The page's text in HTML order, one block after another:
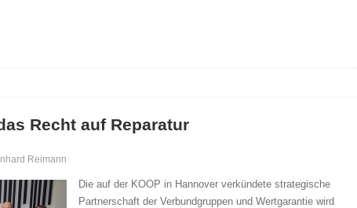
Recht auf Reparatur
Reimann
Die auf der KOOP in Hannover verkündete strategische
Partnerschaft der Verbundgruppen und Wertgarantie wird